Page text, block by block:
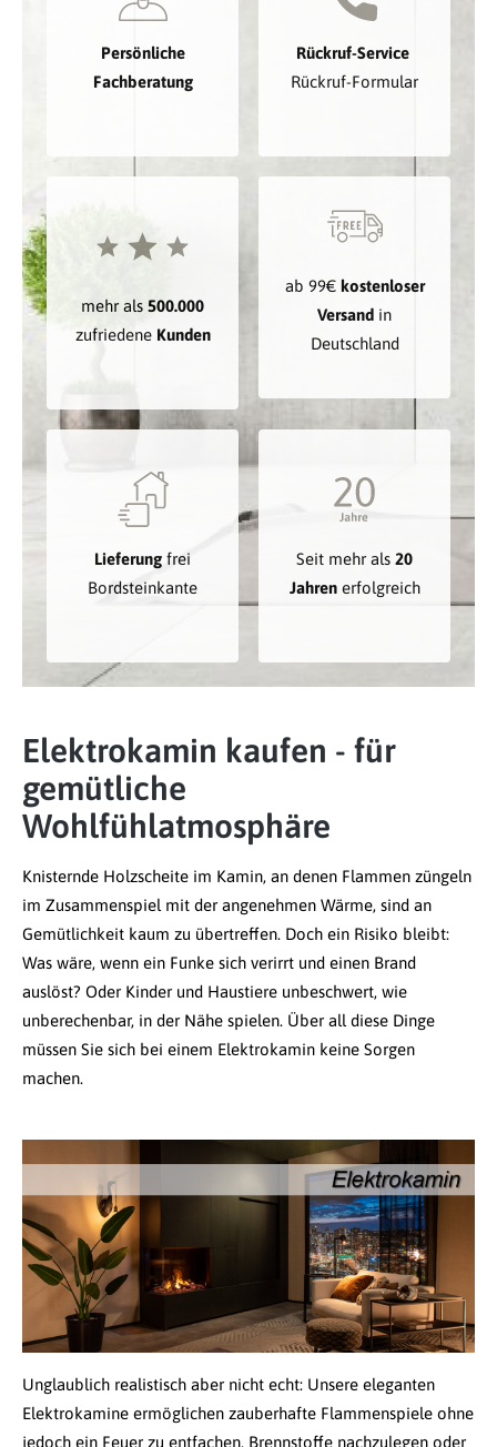
Persönliche
Fachberatung
Rückruf-Service
Rückruf-Formular
mehr als 500.000
zufriedene Kunden
ab 99€ kostenloser
Versand in
Deutschland
Lieferung frei
Bordsteinkante
Seit mehr als 20
Jahrenerfolgreich
Elektrokamin kaufen - für
gemütliche
Wohlfühlatmosphäre
Knisternde Holzscheite im Kamin, an denen Flammen züngeln
im Zusammenspiel mit der angenehmen Wärme, sind an
Gemütlichkeit kaum zu übertreffen. Doch ein Risiko bleibt:
Was wäre, wenn ein Funke sich verirrt und einen Brand
auslöst? Oder Kinder und Haustiere unbeschwert, wie
unberechenbar, in der Nähe spielen. Über all diese Dinge
müssen Sie sich bei einem Elektrokamin keine Sorgen
machen.
Unglaublich realistisch aber nicht echt: Unsere eleganten
Elektrokamine ermöglichen zauberhafte Flammenspiele ohne
jedoch ein Feuer zu entfachen, Brennstoffe nachzulegen oder